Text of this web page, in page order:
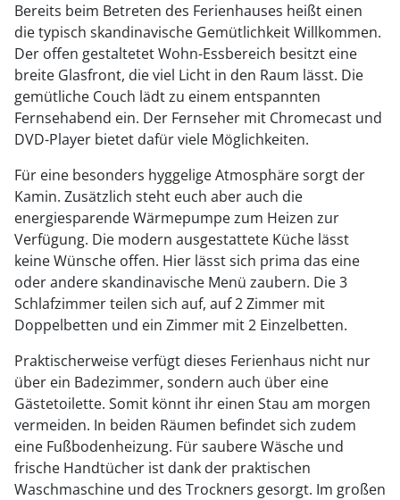
Bereits beim Betreten des Ferienhauses heißt einen
die typisch skandinavische Gemütlichkeit Willkommen.
Der offen gestaltetet Wohn-Essbereich besitzt eine
breite Glasfront, die viel Licht in den Raum lässt. Die
gemütliche Couch lädt zu einem entspannten
Fernsehabend ein. Der Fernseher mit Chromecast und
DVD-Player bietet dafür viele Möglichkeiten.
Für eine besonders hyggelige Atmosphäre sorgt der
Kamin. Zusätzlich steht euch aber auch die
energiesparende Wärmepumpe zum Heizen zur
Verfügung. Die modern ausgestattete Küche lässt
keine Wünsche offen. Hier lässt sich prima das eine
oder andere skandinavische Menü zaubern. Die 3
Schlafzimmer teilen sich auf, auf 2 Zimmer mit
Doppelbetten und ein Zimmer mit 2 Einzelbetten.
Praktischerweise verfügt dieses Ferienhaus nicht nur
über ein Badezimmer, sondern auch über eine
Gästetoilette. Somit könnt ihr einen Stau am morgen
vermeiden. In beiden Räumen befindet sich zudem
eine Fußbodenheizung. Für saubere Wäsche und
frische Handtücher ist dank der praktischen
Waschmaschine und des Trockners gesorgt. Im großen